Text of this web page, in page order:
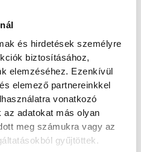
és hirdetések személyre
biztosításához,
elemzéséhez. Ezenkívül
elemező partnereinkkel
vonatkozó
az adatokat más olyan
meg számukra vagy az
gyűjtöttek.